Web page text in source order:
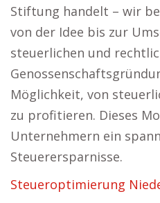
Stiftung handelt – wir
von der Idee bis zur
steuerlichen und
Möglichkeit, von
zu profitieren. Dieses
Unternehmern ein
Steuerersparnisse.
Steueroptimierung